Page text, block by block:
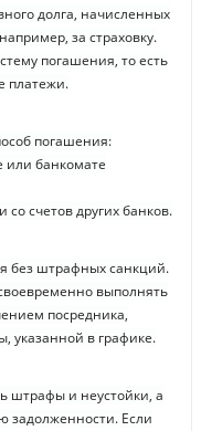
долга, начисленных
за страховку.
погашения, то есть
платежи.
погашения:
или банкомате
счетов других банков.
без штрафных санкций.
выполнять
посредника,
указанной в графике.
штрафы и неустойки, а
задолженности. Если